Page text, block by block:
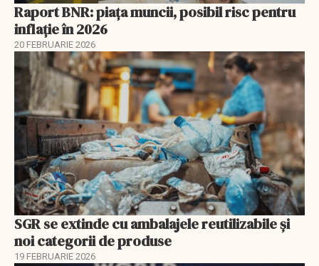
Raport BNR: piața muncii, posibil risc pentru
inflație în 2026
20 FEBRUARIE 2026
SGR se extinde cu ambalajele reutilizabile și
noi categorii de produse
19 FEBRUARIE 2026